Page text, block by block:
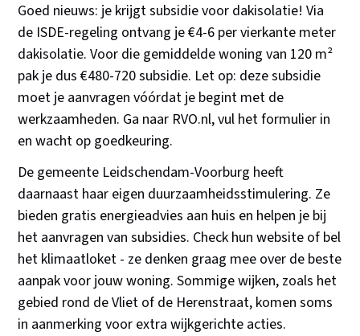
Goed nieuws: je krijgt subsidie voor dakisolatie! Via
de ISDE-regeling ontvang je €4-6 per vierkante meter
dakisolatie. Voor die gemiddelde woning van 120 m²
pak je dus €480-720 subsidie. Let op: deze subsidie
moet je aanvragen vóórdat je begint met de
werkzaamheden. Ga naar RVO.nl, vul het formulier in
en wacht op goedkeuring.
De gemeente Leidschendam-Voorburg heeft
daarnaast haar eigen duurzaamheidsstimulering. Ze
bieden gratis energieadvies aan huis en helpen je bij
het aanvragen van subsidies. Check hun website of bel
het klimaatloket - ze denken graag mee over de beste
aanpak voor jouw woning. Sommige wijken, zoals het
gebied rond de Vliet of de Herenstraat, komen soms
in aanmerking voor extra wijkgerichte acties.